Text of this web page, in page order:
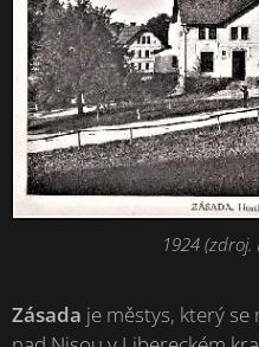
1924 (zdroj.
Zásada je městys, který se